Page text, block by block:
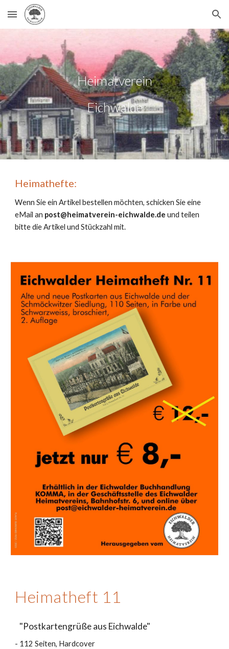
Skip to main content Skip to navigation
Heimatverein
Eichwalde
Heimathefte:
Wenn Sie ein Artikel bestellen möchten, schicken Sie eine
eMail an post@heimatverein-eichwalde.de und teilen
bitte die Artikel und Stückzahl mit.
Heimatheft 11
"Postkartengrüße aus Eichwalde"
- 112 Seiten, Hardcover